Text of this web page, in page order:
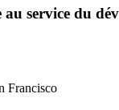
au service du
Francisco